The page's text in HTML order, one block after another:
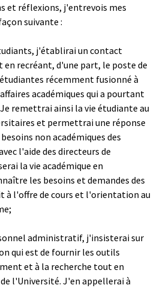
et réflexions, j'entrevois mes
suivante :
j'établirai un contact
recréant, d'une part, le poste de
récemment fusionné à
académiques qui a pourtant
remettrai ainsi la vie étudiante au
et permettrai une réponse
non académiques des
l'aide des directeurs de
la vie académique en
les besoins et demandes des
à l'offre de cours et l'orientation au
administratif, j'insisterai sur
qui est de fournir les outils
et à la recherche tout en
l'Université. J'en appellerai à